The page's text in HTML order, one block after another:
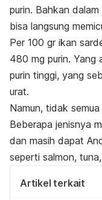
purin. Bahkan
bisa langsung
Per 100 gr ikan
480 mg purin. Yang
purin tinggi, yang
urat.
Namun, tidak
Beberapa jenisnya
dan masih dapat
seperti salmon,
Artikel terkait